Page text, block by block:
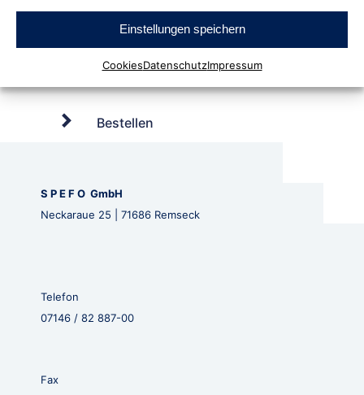
Einstellungen speichern
CookiesDatenschutzImpressum
Bestellen
S P E F O GmbH
Neckaraue 25 | 71686 Remseck
Telefon
07146 / 82 887-00
Fax